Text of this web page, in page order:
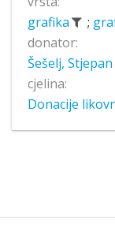
grafika
;
donator:
Šešelj, Stjepan
cjelina:
Donacije